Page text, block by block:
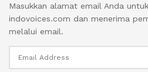
Masukkan alamat email Anda
indovoices.com dan menerima
melalui email.